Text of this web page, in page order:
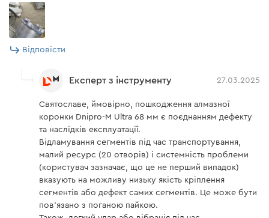
Відповісти
Експерт з інструменту 27.03.2025
Святославе, ймовірно, пошкодження алмазної
коронки Dnipro-M Ultra 68 мм є поєднанням дефекту
та наслідків експлуатації.
Відламування сегментів під час транспортування,
малий ресурс (20 отворів) і системність проблеми
(користувач зазначає, що це не перший випадок)
вказують на можливу низьку якість кріплення
сегментів або дефект самих сегментів. Це може бути
пов’язано з поганою пайкою.